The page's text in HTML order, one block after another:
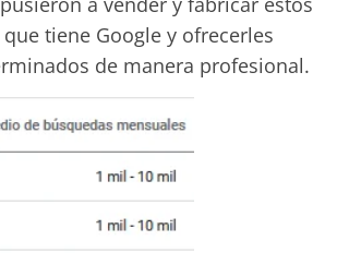
tiene Google y ofrecerles
de manera profesional.